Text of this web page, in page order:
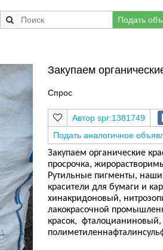
Подать
Закупаем
Спрос
spr:1381749
Подать аналогичное
Закупаем органические
просрочка,
Рутильные пигменты, наши
красители для бумаги и
хинакридоновый,
лакокрасочной
красок, фталоцианиновый,